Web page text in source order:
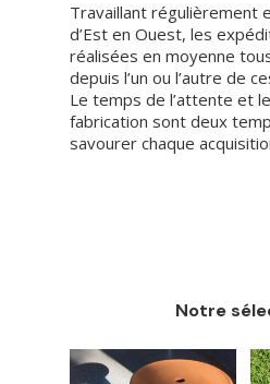
Travaillant régulièrement
d’Est en Ouest, les
réalisées en moyenne
depuis l’un ou l’autre de
Le temps de l’attente et
fabrication sont deux
savourer chaque
Notre